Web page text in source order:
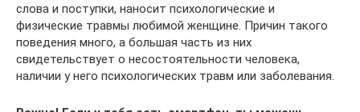
слова и поступки, наносит психологические и
физические травмы любимой женщине. Причин такого
поведения много, а большая часть из них
свидетельствует о несостоятельности человека,
наличии у него психологических травм или заболевания.